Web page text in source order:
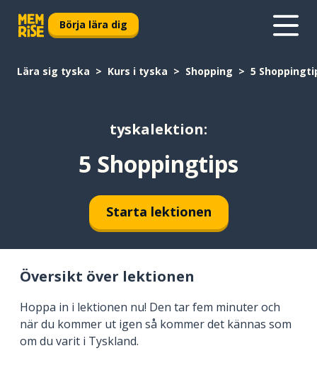
Börja lära dig
Lära sig tyska Kurs i tyska Shopping 5
tyskalektion:
5 Shoppingtips
Starta lektionen
Översikt över lektionen
Hoppa in i lektionen nu! Den tar fem minuter och
när du kommer ut igen så kommer det kännas som
om du varit i Tyskland.